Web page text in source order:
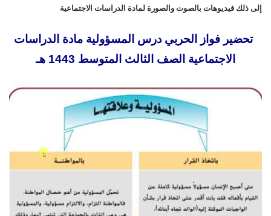
إلى ذلك فيديوهات بالصوت والصورة لمادة الدراسات الاجتماعية
تحضير فواز الحربي درس المسؤولية مادة الدراسات
الاجتماعية الصف الثالث المتوسط 1443 هـ